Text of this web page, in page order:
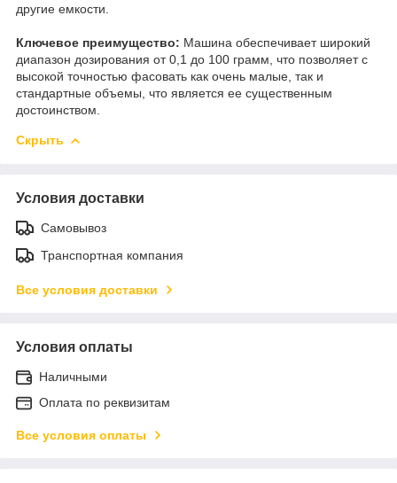
другие емкости.
Ключевое преимущество: Машина обеспечивает широкий
диапазон дозирования от 0,1 до 100 грамм, что позволяет с
высокой точностью фасовать как очень малые, так и
стандартные объемы, что является ее существенным
достоинством.
Скрыть
Условия доставки
Самовывоз
Транспортная компания
Все условия доставки
Условия оплаты
Наличными
Оплата по реквизитам
Все условия оплаты